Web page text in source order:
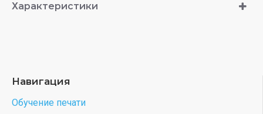
Характеристики
Навигация
Обучение печати